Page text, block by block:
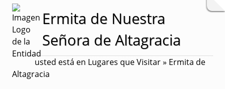
Ermita de Nuestra
Señora de Altagracia
usted está en Lugares que Visitar » Ermita de
Altagracia